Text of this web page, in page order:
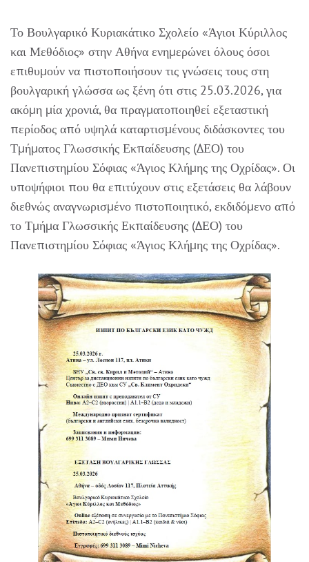
Το Βουλγαρικό Κυριακάτικο Σχολείο «Άγιοι Κύριλλος
και Μεθόδιος» στην Αθήνα ενημερώνει όλους όσοι
επιθυμούν να πιστοποιήσουν τις γνώσεις τους στη
βουλγαρική γλώσσα ως ξένη ότι στις 25.03.2026, για
ακόμη μία χρονιά, θα πραγματοποιηθεί εξεταστική
περίοδος από υψηλά καταρτισμένους διδάσκοντες του
Τμήματος Γλωσσικής Εκπαίδευσης (ΔΕΟ) του
Πανεπιστημίου Σόφιας «Άγιος Κλήμης της Οχρίδας». Οι
υποψήφιοι που θα επιτύχουν στις εξετάσεις θα λάβουν
διεθνώς αναγνωρισμένο πιστοποιητικό, εκδιδόμενο από
το Τμήμα Γλωσσικής Εκπαίδευσης (ΔΕΟ) του
Πανεπιστημίου Σόφιας «Άγιος Κλήμης της Οχρίδας».